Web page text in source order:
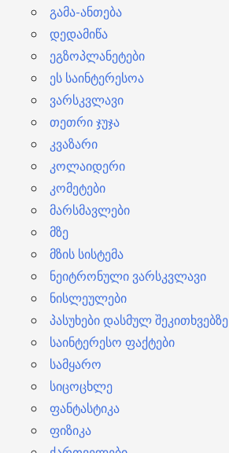
გამა-ანთება
დედამიწა
ეგზოპლანეტები
ეს საინტერესოა
ვარსკვლავი
თეთრი ჯუჯა
კვაზარი
კოლაიდერი
კომეტები
მარსმავლები
მზე
მზის სისტემა
ნეიტრონული ვარსკვლავი
ნისლეულები
პასუხები დასმულ შეკითხვებზე
საინტერესო ფაქტები
სამყარო
სიცოცხლე
ფანტასტიკა
ფიზიკა